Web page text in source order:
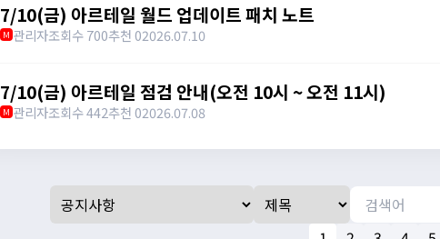
7/10(금) 아르테일 월드 업데이트 패치 노트
M 관리자조회수 700추천 02026.07.10
7/10(금) 아르테일 점검 안내(오전 10시 ~ 오전 11시)
M 관리자조회수 442추천 02026.07.08